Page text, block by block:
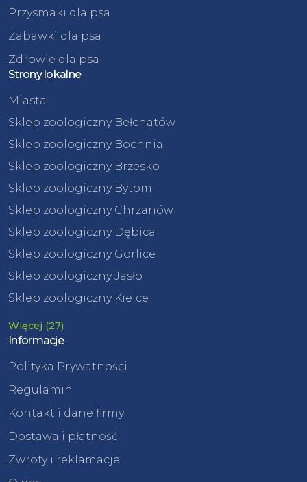
Przysmaki dla psa
Zabawki dla psa
Zdrowie dla psa
Strony lokalne
Miasta
Sklep zoologiczny Bełchatów
Sklep zoologiczny Bochnia
Sklep zoologiczny Brzesko
Sklep zoologiczny Bytom
Sklep zoologiczny Chrzanów
Sklep zoologiczny Dębica
Sklep zoologiczny Gorlice
Sklep zoologiczny Jasło
Sklep zoologiczny Kielce
Więcej (27)
Informacje
Polityka Prywatności
Regulamin
Kontakt i dane firmy
Dostawa i płatność
Zwroty i reklamacje